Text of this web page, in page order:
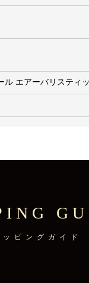
ル エアーバリスティ
ッピングガイド